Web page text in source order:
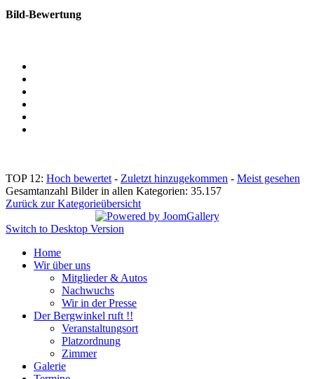
Bild-Bewertung
TOP 12: Hoch bewertet - Zuletzt hinzugekommen - Meist gesehen
Gesamtanzahl Bilder in allen Kategorien: 35.157
Zurück zur Kategorieübersicht
Switch to Desktop Version
Home
Wir über uns
Mitglieder & Autos
Nachwuchs
Wir in der Presse
Der Bergwinkel ruft !!
Veranstaltungsort
Platzordnung
Zimmer
Galerie